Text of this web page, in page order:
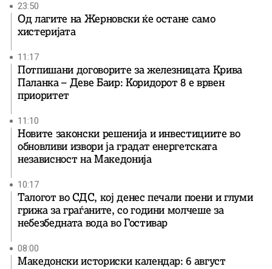
23:50
Од лагите на Жерновски ќе остане само
хистеријата
11:17
Потпишани договорите за железницата Крива
Паланка – Деве Баир: Коридорот 8 е врвен
приоритет
11:10
Новите законски решенија и инвестициите во
обновливи извори ја градат енергетската
независност на Македонија
10:17
Талогот во СДС, кој денес печали поени и глуми
грижа за граѓаните, со години молчеше за
небезбедната вода во Гостивар
08:00
Македонски историски календар: 6 август